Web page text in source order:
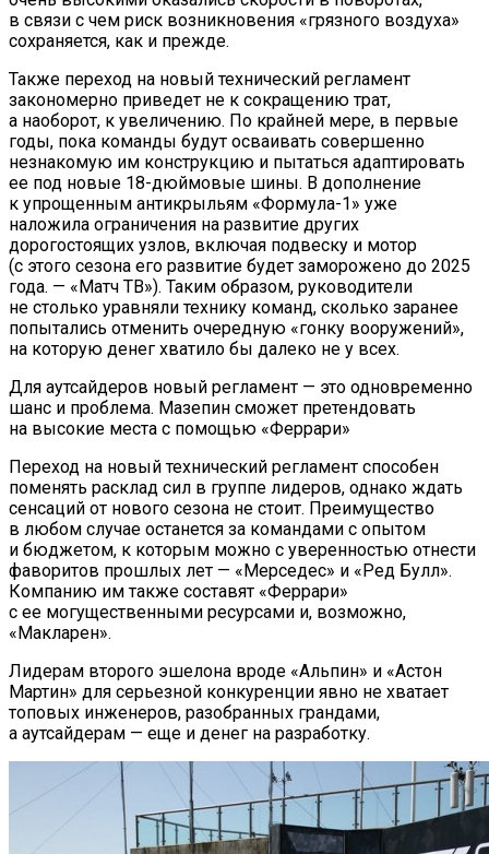
в связи с чем риск возникновения «грязного воздуха»
сохраняется, как и прежде.
Также переход на новый технический регламент
закономерно приведет не к сокращению трат,
а наоборот, к увеличению. По крайней мере, в первые
годы, пока команды будут осваивать совершенно
незнакомую им конструкцию и пытаться адаптировать
ее под новые 18-дюймовые шины. В дополнение
к упрощенным антикрыльям «Формула-1» уже
наложила ограничения на развитие других
дорогостоящих узлов, включая подвеску и мотор
(с этого сезона его развитие будет заморожено до 2025
года. — «Матч ТВ»). Таким образом, руководители
не столько уравняли технику команд, сколько заранее
попытались отменить очередную «гонку вооружений»,
на которую денег хватило бы далеко не у всех.
Для аутсайдеров новый регламент — это одновременно
шанс и проблема. Мазепин сможет претендовать
на высокие места с помощью «Феррари»
Переход на новый технический регламент способен
поменять расклад сил в группе лидеров, однако ждать
сенсаций от нового сезона не стоит. Преимущество
в любом случае останется за командами с опытом
и бюджетом, к которым можно с уверенностью отнести
фаворитов прошлых лет — «Мерседес» и «Ред Булл».
Компанию им также составят «Феррари»
с ее могущественными ресурсами и, возможно,
«Макларен».
Лидерам второго эшелона вроде «Альпин» и «Астон
Мартин» для серьезной конкуренции явно не хватает
топовых инженеров, разобранных грандами,
а аутсайдерам — еще и денег на разработку.